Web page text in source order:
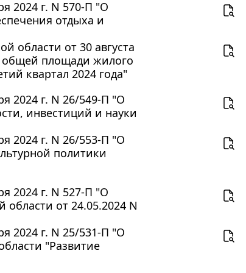
2024 г. N 570-П "О
отдыха и
области от 30 августа
общей площади жилого
квартал 2024 года"
2024 г. N 26/549-П "О
инвестиций и науки
2024 г. N 26/553-П "О
политики
2024 г. N 527-П "О
от 24.05.2024 N
2024 г. N 25/531-П "О
"Развитие